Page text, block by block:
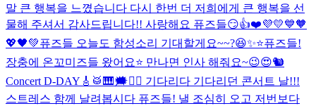
말 큰 행복을 느꼈습니다 다시 한번 더 저희에게 큰 행복을 선
물해 주셔서 감사드립니다!! 사랑해요 퓨즈들😏👍❤️💜💛💙🧡
💖🖤💚퓨즈들 오늘도 함성소리 기대할게요~~?😆✨⭐️퓨즈들!
장충에 온꼬미즈들 왔어요⭐️ 만나면 인사 해줘요~😉😍🐿️
Concert D-DAY🎸🥁🎹🗯️❤️‍🔥 기다리다 기다리던 콘서트 날!!!
스트레스 함께 날려봅시다 퓨즈들! 낼 조심히 오고 저번보다